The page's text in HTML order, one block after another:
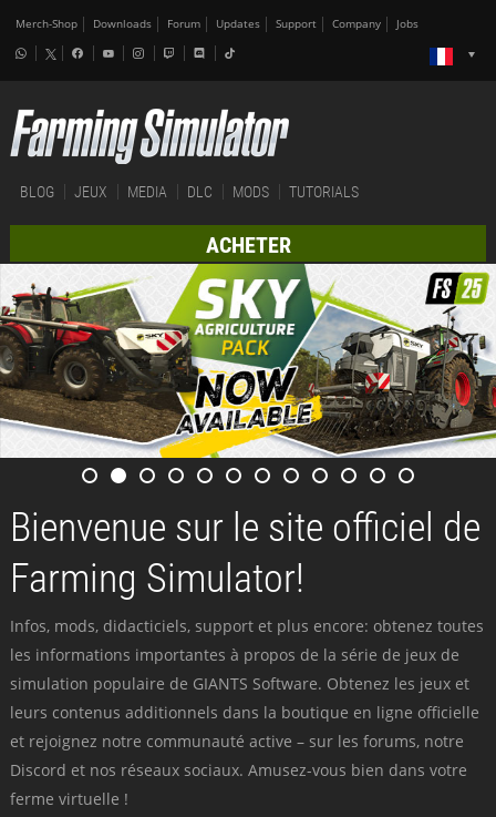
Merch-Shop Downloads Forum Updates Support Company Jobs
BLOG JEUX MEDIA DLC MODS TUTORIALS
ACHETER
Bienvenue sur le site officiel de
Farming Simulator!
Infos, mods, didacticiels, support et plus encore: obtenez toutes
les informations importantes à propos de la série de jeux de
simulation populaire de GIANTS Software. Obtenez les jeux et
leurs contenus additionnels dans la boutique en ligne officielle
et rejoignez notre communauté active – sur les forums, notre
Discord et nos réseaux sociaux. Amusez-vous bien dans votre
ferme virtuelle !